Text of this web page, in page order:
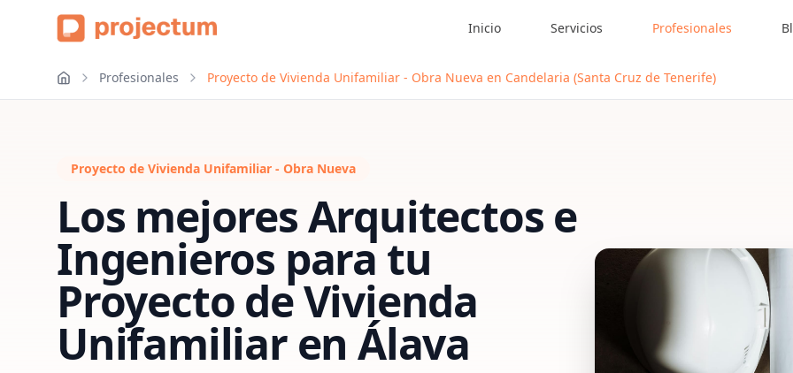
Inicio Servicios Profesionales
Profesionales Proyecto de Vivienda Unifamiliar - Obra Nueva en Candelaria (Santa Cruz de Tenerife)
Proyecto de Vivienda Unifamiliar - Obra Nueva
Los mejores Arquitectos e
Ingenieros para tu
Proyecto de Vivienda
UnifamiliarenÁlava